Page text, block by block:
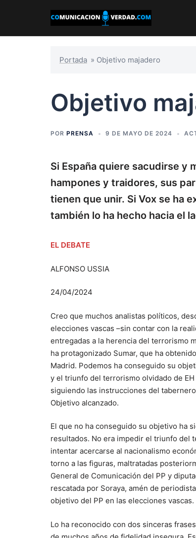
Portada » Objetivo majadero
Objetivo
POR PRENSA 9 DE MAYO DE 2024
Si España quiere sacudirse y
hampones y traidores, sus
tienen que unir. Si Vox se ha
también lo ha hecho hacia el
EL DEBATE
ALFONSO USSIA
24/04/2024
Creo que muchos analistas políticos,
elecciones vascas –sin contar con la
entregadas a la herencia del terrorismo
ha protagonizado Sumar, que ha
Madrid. Podemos ha conseguido su
y el triunfo del terrorismo olvidado de
siguiendo las instrucciones del
Objetivo alcanzado.
El que no ha conseguido su objetivo ha
resultados. No era impedir el triunfo del
intentar acercarse al nacionalismo
torno a las figuras, maltratadas
General de Comunicación del PP y
rescatada por Soraya, amén de
objetivo del PP en las elecciones
Lo ha reconocido con dos sinceras